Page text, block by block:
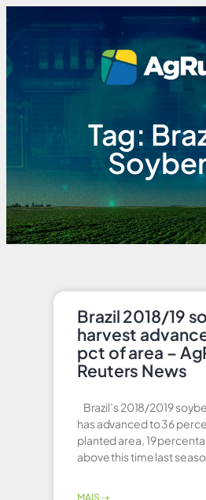
Tag:
Brazil 2018/19
harvest
pct of area –
Reuters News
Brazil’s 2018/2019
has advanced to 36
planted area, 19
above this time last
MAIS ⇢